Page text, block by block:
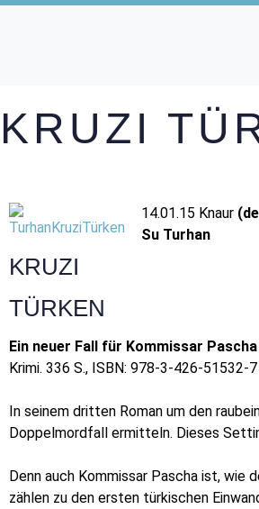
KRUZI
14.01.15 Knaur
Su Turhan
KRUZI
TÜRKEN
Ein neuer Fall für Kommissar Pascha
Krimi. 336 S., ISBN: 978-3-426-51532-7
In seinem dritten Roman um den
Doppelmordfall ermitteln. Dieses
Denn auch Kommissar Pascha ist, wie
zählen zu den ersten türkischen